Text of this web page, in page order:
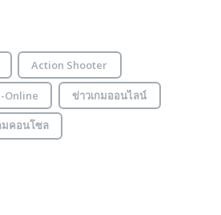
Action Shooter
Online ข่าวเกมออนไลน์
มคอนโซล